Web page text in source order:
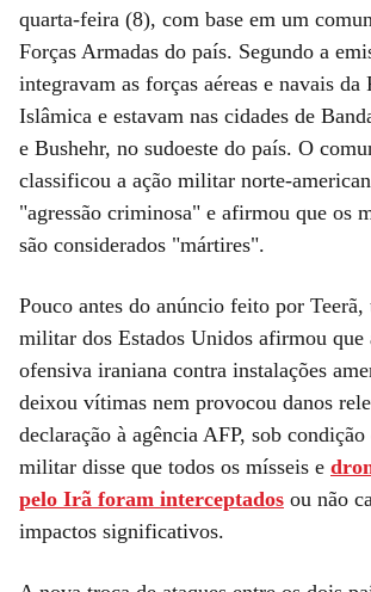
quarta-feira (8), com base em um
Forças Armadas do país. Segundo a
integravam as forças aéreas e navais da
Islâmica e estavam nas cidades de
e Bushehr, no sudoeste do país. O
classificou a ação militar norte-
"agressão criminosa" e afirmou que os
são considerados "mártires".
Pouco antes do anúncio feito por
militar dos Estados Unidos afirmou que
ofensiva iraniana contra instalações
deixou vítimas nem provocou danos
declaração à agência AFP, sob
militar disse que todos os mísseis e
pelo Irã foram interceptados ou não
impactos significativos.